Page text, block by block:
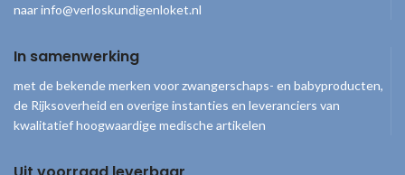
naar info@verloskundigenloket.nl
In samenwerking
met de bekende merken voor zwangerschaps- en babyproducten,
de Rijksoverheid en overige instanties en leveranciers van
kwalitatief hoogwaardige medische artikelen